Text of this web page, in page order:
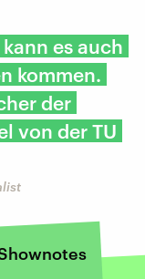
es auch
kommen.
der
von der TU